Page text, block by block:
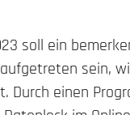
soll ein
sein,
Durch einen